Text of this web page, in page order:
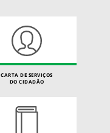
CARTA DE SERVIÇOS
DO CIDADÃO